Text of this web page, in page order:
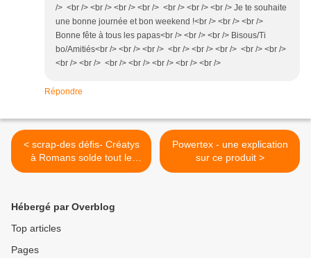
/> <br /> <br /> <br /> <br /> <br /> <br /> <br /> Je te souhaite
une bonne journée et bon weekend !<br /> <br /> <br />
Bonne fête à tous les papas<br /> <br /> <br /> Bisous/Ti
bo/Amitiés<br /> <br /> <br /> <br /> <br /> <br /> <br /> <br />
<br /> <br /> <br /> <br /> <br /> <br /> <br />
Répondre
< scrap-des défis- Créatys
à Romans solde tout le
scrap..viiiite!!!!!!
Powertex - une explication
sur ce produit >
Hébergé par Overblog
Top articles
Pages